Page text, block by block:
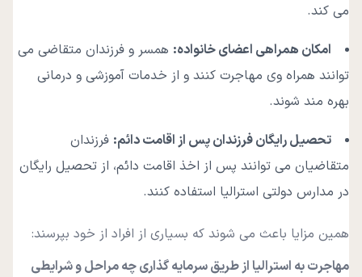
می کند.
امکان همراهی اعضای خانواده: همسر و فرزندان متقاضی می
توانند همراه وی مهاجرت کنند و از خدمات آموزشی و درمانی
بهره مند شوند.
تحصیل رایگان فرزندان پس از اقامت دائم: فرزندان
متقاضیان می توانند پس از اخذ اقامت دائم، از تحصیل رایگان
در مدارس دولتی استرالیا استفاده کنند.
همین مزایا باعث می شوند که بسیاری از افراد از خود بپرسند:
مهاجرت به استرالیا از طریق سرمایه گذاری چه مراحل و شرایطی